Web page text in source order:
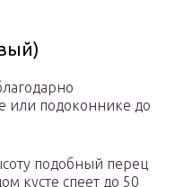
или подоконнике до
подобный перец
кусте спеет до 50